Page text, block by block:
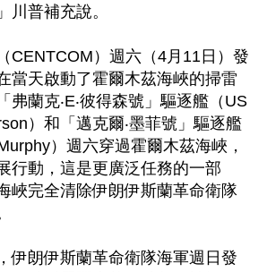
川普補充說。
CENTCOM）週六（4月11日）發
當天啟動了霍爾木茲海峽的掃雷
弗蘭克‧E‧彼得森號」驅逐艦（US
）和「邁克爾‧墨菲號」驅逐艦
）週六穿過霍爾木茲海峽，
行動，這是更廣泛任務的一部
峽完全清除伊朗伊斯蘭革命衛隊
伊朗伊斯蘭革命衛隊海軍週日發